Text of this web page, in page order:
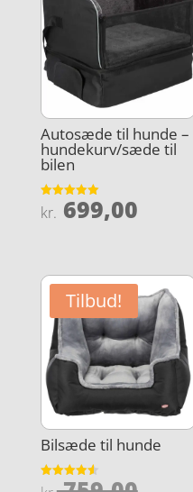
Autosæde til hunde –
hundekurv/sæde til
bilen
Vurderet
5
kr. 699,00
Tilbud!
Bilsæde til hunde
Vurderet